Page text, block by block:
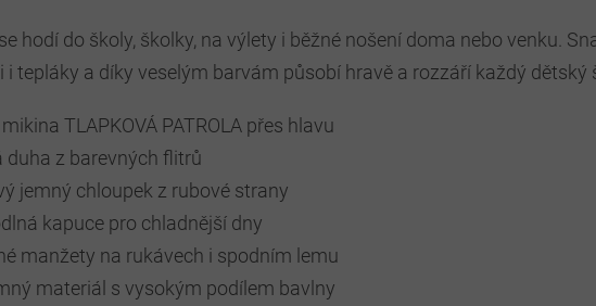
hodí do školy, školky, na výlety i běžné nošení doma nebo venku.
i tepláky a díky veselým barvám působí hravě a rozzáří každý dětský
TLAPKOVÁ PATROLA přes hlavu
duha z barevných flitrů
jemný chloupek z rubové strany
kapuce pro chladnější dny
manžety na rukávech i spodním lemu
materiál s vysokým podílem bavlny